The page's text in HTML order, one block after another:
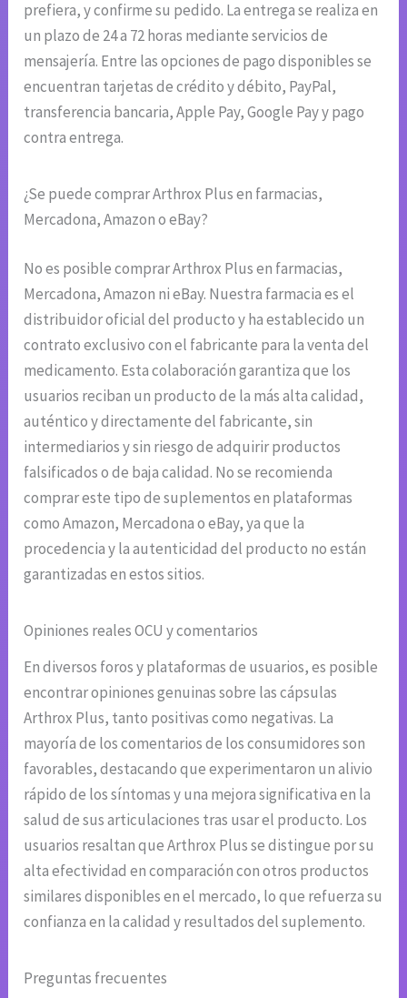
prefiera, y confirme su pedido. La entrega se realiza en
un plazo de 24 a 72 horas mediante servicios de
mensajería. Entre las opciones de pago disponibles se
encuentran tarjetas de crédito y débito, PayPal,
transferencia bancaria, Apple Pay, Google Pay y pago
contra entrega.
¿Se puede comprar Arthrox Plus en farmacias,
Mercadona, Amazon o eBay?
No es posible comprar Arthrox Plus en farmacias,
Mercadona, Amazon ni eBay. Nuestra farmacia es el
distribuidor oficial del producto y ha establecido un
contrato exclusivo con el fabricante para la venta del
medicamento. Esta colaboración garantiza que los
usuarios reciban un producto de la más alta calidad,
auténtico y directamente del fabricante, sin
intermediarios y sin riesgo de adquirir productos
falsificados o de baja calidad. No se recomienda
comprar este tipo de suplementos en plataformas
como Amazon, Mercadona o eBay, ya que la
procedencia y la autenticidad del producto no están
garantizadas en estos sitios.
Opiniones reales OCU y comentarios
En diversos foros y plataformas de usuarios, es posible
encontrar opiniones genuinas sobre las cápsulas
Arthrox Plus, tanto positivas como negativas. La
mayoría de los comentarios de los consumidores son
favorables, destacando que experimentaron un alivio
rápido de los síntomas y una mejora significativa en la
salud de sus articulaciones tras usar el producto. Los
usuarios resaltan que Arthrox Plus se distingue por su
alta efectividad en comparación con otros productos
similares disponibles en el mercado, lo que refuerza su
confianza en la calidad y resultados del suplemento.
Preguntas frecuentes